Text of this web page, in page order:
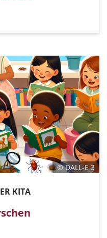
© DALL-E 3
KITA